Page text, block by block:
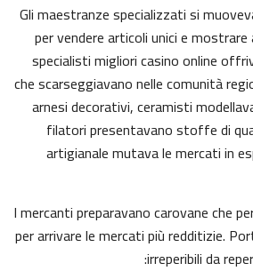
Gli maestranze specializzati si
per vendere articoli unici e
specialisti migliori casino online
che scarseggiavano nelle comunità
arnesi decorativi, ceramisti
filatori presentavano stoffe di
artigianale mutava le mercati in
I mercanti preparavano carovane che
per arrivare le mercati più redditizie.
irreperibili da